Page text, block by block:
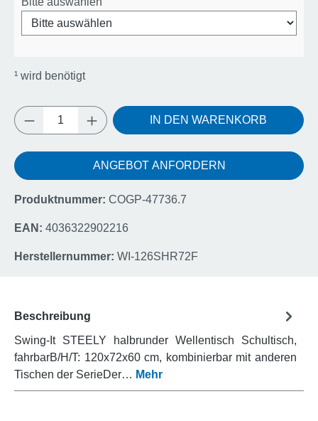
¹ wird benötigt
Produkt Anzahl: Gib den gewünschten
IN DEN WARENKORB
ANGEBOT ANFORDERN
Produktnummer: COGP-47736.7
EAN: 4036322902216
Herstellernummer: WI-126SHR72F
Beschreibung
Swing-It STEELY halbrunder Wellentisch Schultisch,
fahrbarB/H/T: 120x72x60 cm, kombinierbar mit anderen
Tischen der SerieDer… Mehr